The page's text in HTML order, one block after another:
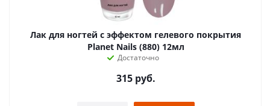
Лак для ногтей с эффектом гелевого покрытия
Planet Nails (880) 12мл
Достаточно
315руб.